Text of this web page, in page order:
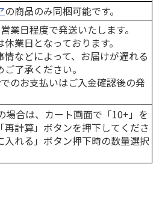
の商品のみ同梱可能です。
業日程度で発送いたします。
業日となっております。
などによって、お届けが遅れる
了承ください。
のお支払いはご入金確認後の発
合は、カート画面で「10+」を
計算」ボタンを押下してくださ
入れる」ボタン押下時の数量選択